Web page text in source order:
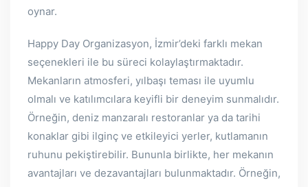
oynar.
Happy Day Organizasyon, İzmir’deki farklı mekan
seçenekleri ile bu süreci kolaylaştırmaktadır.
Mekanların atmosferi, yılbaşı teması ile uyumlu
olmalı ve katılımcılara keyifli bir deneyim sunmalıdır.
Örneğin, deniz manzaralı restoranlar ya da tarihi
konaklar gibi ilginç ve etkileyici yerler, kutlamanın
ruhunu pekiştirebilir. Bununla birlikte, her mekanın
avantajları ve dezavantajları bulunmaktadır. Örneğin,